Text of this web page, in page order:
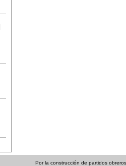
Por la construcción de partidos